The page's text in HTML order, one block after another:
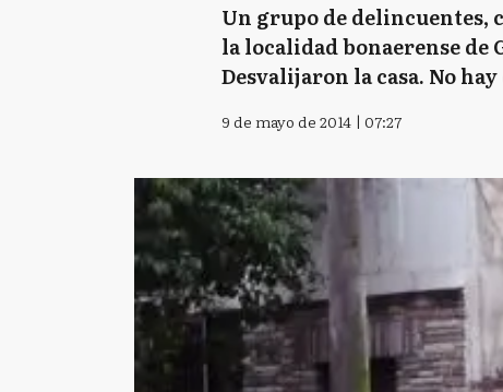
Un grupo de delincuentes,
la localidad bonaerense de
Desvalijaron la casa. No
9 de mayo de 2014 | 07:27